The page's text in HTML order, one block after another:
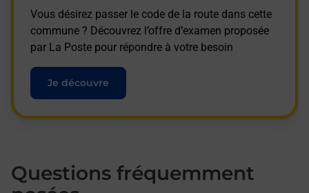
Vous désirez passer le code de la route dans cette
commune ? Découvrez l’offre d’examen proposée
par La Poste pour répondre à votre besoin
Je découvre
Questions fréquemment